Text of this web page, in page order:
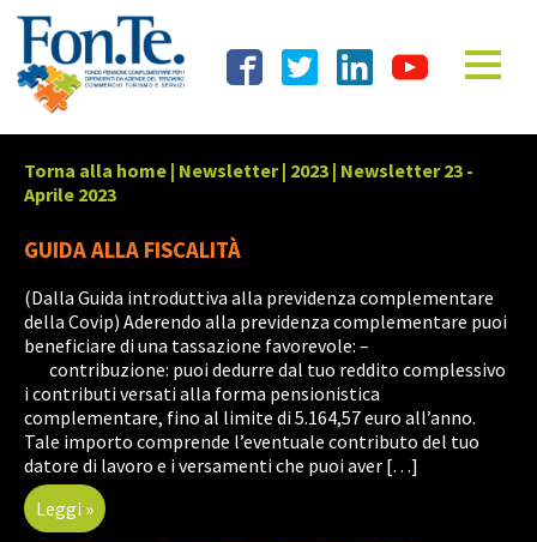
Torna alla home | Newsletter| 2023 | Newsletter 23 -
Aprile 2023
GUIDA ALLA FISCALITÀ
(Dalla Guida introduttiva alla previdenza complementare
della Covip) Aderendo alla previdenza complementare puoi
beneficiare di una tassazione favorevole: –
contribuzione: puoi dedurre dal tuo reddito complessivo
i contributi versati alla forma pensionistica
complementare, fino al limite di 5.164,57 euro all’anno.
Tale importo comprende l’eventuale contributo del tuo
datore di lavoro e i versamenti che puoi aver […]
Leggi »